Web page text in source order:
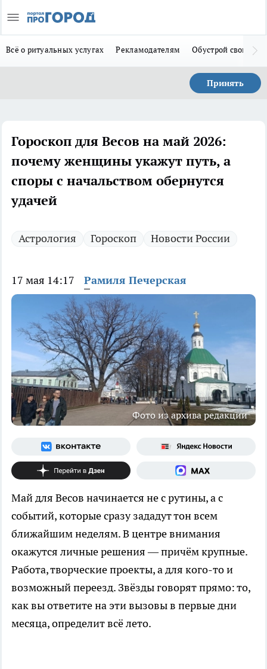
Всё о ритуальных услугах Рекламодателям Обустрой свой дом
Принять
Гороскоп для Весов на май 2026:
почему женщины укажут путь, а
споры с начальством обернутся
удачей
Астрология Гороскоп Новости России
17 мая 14:17 Рамиля Печерская
Фото из архива редакции
Май для Весов начинается не с рутины, а с
событий, которые сразу зададут тон всем
ближайшим неделям. В центре внимания
окажутся личные решения — причём крупные.
Работа, творческие проекты, а для кого-то и
возможный переезд. Звёзды говорят прямо: то,
как вы ответите на эти вызовы в первые дни
месяца, определит всё лето.